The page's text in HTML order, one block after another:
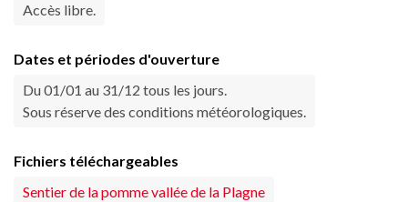
Accès libre.
Dates et périodes d'ouverture
Du 01/01 au 31/12 tous les jours.
Sous réserve des conditions météorologiques.
Fichiers téléchargeables
Sentier de la pomme vallée de la Plagne